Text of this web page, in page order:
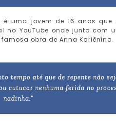
uma jovem de 16 anos que
no YouTube onde junto com
obra de Anna Kariênina.
tempo até que de repente não
cutucar nenhuma ferida no
nadinha.”